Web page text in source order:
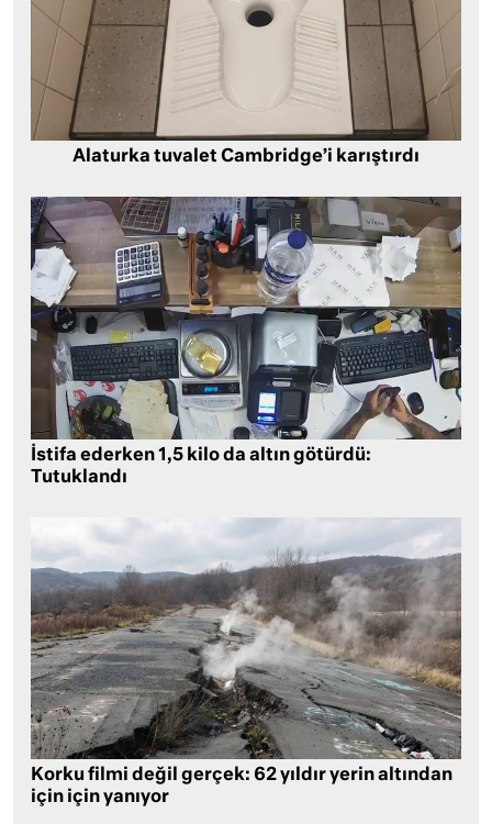
Alaturka tuvalet Cambridge’i karıştırdı
İstifa ederken 1,5 kilo da altın götürdü:
Tutuklandı
Korku filmi değil gerçek: 62 yıldır yerin altından
için için yanıyor